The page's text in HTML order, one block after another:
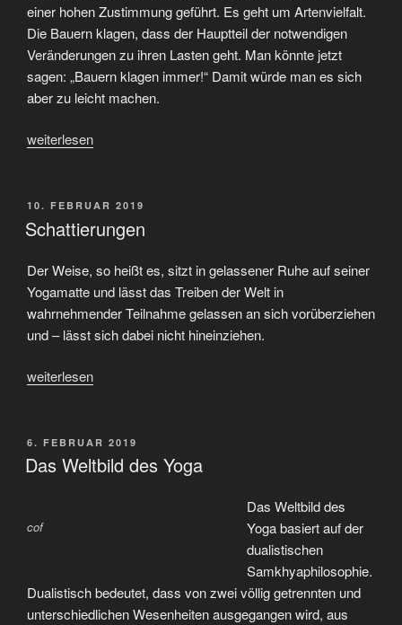
einer hohen Zustimmung geführt. Es geht um Artenvielfalt.
Die Bauern klagen, dass der Hauptteil der notwendigen
Veränderungen zu ihren Lasten geht. Man könnte jetzt
sagen: „Bauern klagen immer!“ Damit würde man es sich
aber zu leicht machen.
„…
den
ersten
weiterlesen
VERÖFFENTLICHT
AM
10. FEBRUAR 2019
Schattierungen
Der Weise, so heißt es, sitzt in gelassener Ruhe auf seiner
Yogamatte und lässt das Treiben der Welt in
wahrnehmender Teilnahme gelassen an sich vorüberziehen
und – lässt sich dabei nicht hineinziehen.
„Schattierungen“
weiterlesen
VERÖFFENTLICHT
AM
6. FEBRUAR 2019
Das Weltbild des Yoga
cof
Das Weltbild des
Yoga basiert auf der
dualistischen
Samkhyaphilosophie.
Dualistisch bedeutet, dass von zwei völlig getrennten und
unterschiedlichen Wesenheiten ausgegangen wird, aus